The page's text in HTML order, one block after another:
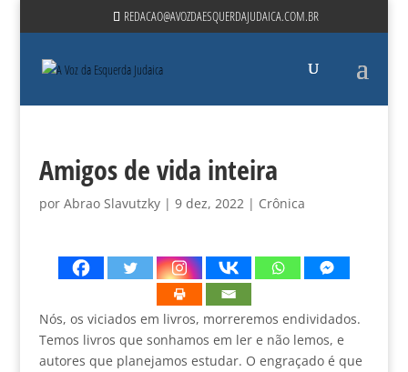
REDACAO@AVOZDAESQUERDAJUDAICA.COM.BR
Amigos de vida inteira
por Abrao Slavutzky| 9 dez, 2022| Crônica
Nós, os viciados em livros, morreremos endividados.
Temos livros que sonhamos em ler e não lemos, e
autores que planejamos estudar. O engraçado é que